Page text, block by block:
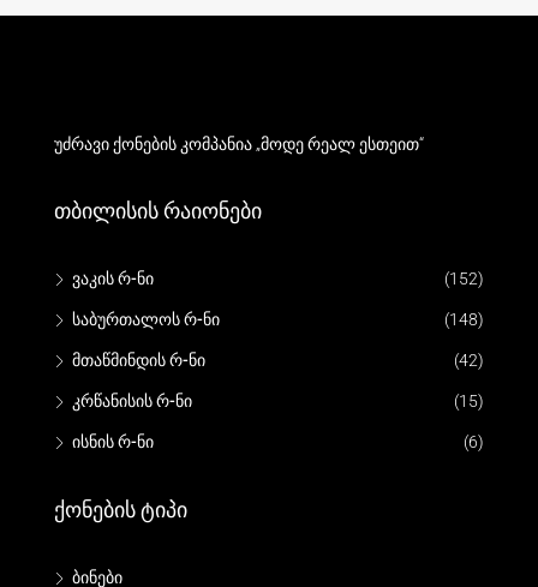
უძრავი ქონების კომპანია „მოდე რეალ ესთეით“
Თბილისის Რაიონები
ვაკის რ-ნი (152)
საბურთალოს რ-ნი (148)
მთაწმინდის რ-ნი (42)
კრწანისის რ-ნი (15)
ისნის რ-ნი (6)
Ქონების Ტიპი
ბინები